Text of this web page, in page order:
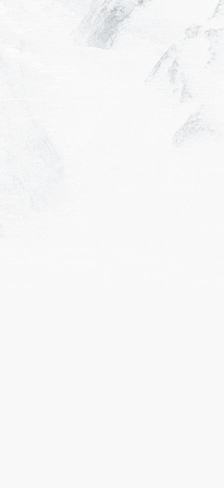
Nauders am Reschenpass –
Bergkastel